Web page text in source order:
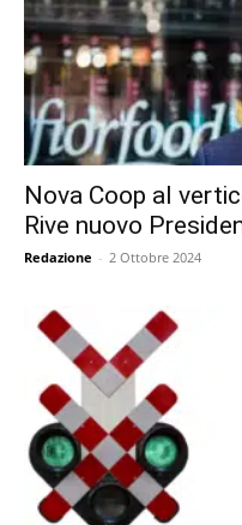
Nova Coop al
Rive nuovo
Redazione - 2 Ottobre 2024